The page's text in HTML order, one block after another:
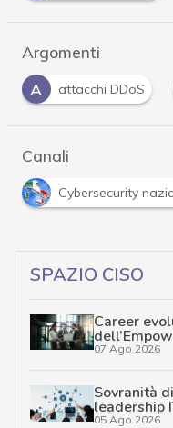
Argomenti
C
Cloud D
Canali
Cybersecurity
SPAZIO CISO
Career
07 Ago 2026
Sovranità
leadership
05 Ago 2026